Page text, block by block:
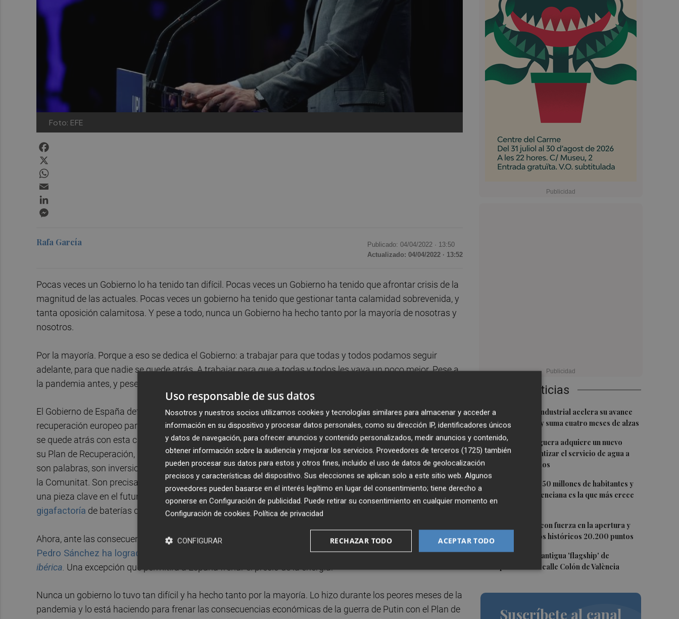
Foto: EFE
Últimas Noticias
1La producción industrial acelera su avance
en junio al 3,8% y suma cuatro meses de alzas
2La Font de la Figuera adquiere un nuevo
pozo para garantizar el servicio de agua a
los 1.551 abonados
3
España roza los 50 millones de habitantes y
la Comunitat Valenciana es la que más crece
en población
4 El Ibex 35 sube con fuerza en la apertura y
logra superar los históricos 20.200 puntos
5 Oysho ocupa la antigua 'flagship' de
Nespresso en la calle Colón de València
Suscríbete al canal
Rafa García Publicado: 04/04/2022 · 13:50
Actualizado: 04/04/2022 · 13:52
Pocas veces un Gobierno lo ha tenido tan difícil. Pocas veces un Gobierno ha tenido que afrontar crisis de la
magnitud de las actuales. Pocas veces un gobierno ha tenido que gestionar tanta calamidad sobrevenida, y
tanta oposición calamitosa. Y pese a todo, nunca un Gobierno ha hecho tanto por la mayoría de nosotras y
nosotros.
Por la mayoría. Porque a eso se dedica el Gobierno: a trabajar para que todas y todos podamos seguir
adelante, para que nadie se quede atrás. A trabajar para que a todas y todos les vaya un poco mejor. Pese a
la pandemia antes, y pese a la guerra de Putin ahora.
El Gobierno de España defendió poco después del inicio de la pandemiala creación de un fondo de
recuperación europeo para hacer frente a las consecuencias de la crisis sanitaria, para garantizar que nadie
se quede atrás con esta crisis. El fondo europeo se aprobó y España ha sido el primer país en ver aprobado
su Plan de Recuperación, que supondrá la reindustralización sostenible y digital de nuestra economía. No
son palabras, son inversiones que están cambiando ya nuestro modelo económico y generando empleo en
la Comunitat. Son precisamente esos fondos europeos los que han convertido a la Comunitat Valenciana en
una pieza clave en el futuro de la movilidad sostenible gracias a la elección de
Sagunt para instalar la
gigafactoría de baterías de Volkswagen. Una inversión que generará 3.000 empleos.
Ahora, ante las consecuencias económicas generadas por la guerra de Putin el Gobierno encabezado por
Pedro Sánchez ha logrado de nuevo un hito para España en plena crisis energética:la excepcionalidad
ibérica Una excepción que permitirá a España frenar el precio de la energía.
Nunca un gobierno lo tuvo tan difícil y ha hecho tanto por la mayoría. Lo hizo durante los peores meses de la
pandemia y lo está haciendo para frenar las consecuencias económicas de la guerra de Putin con el Plan de
Uso responsable de sus datos
Nosotros y nuestros socios utilizamos cookies y tecnologías similares para almacenar y acceder a
información en su dispositivo y procesar datos personales, como su dirección IP, identificadores únicos
y datos de navegación, para ofrecer anuncios y contenido personalizados, medir anuncios y contenido,
obtener información sobre la audiencia y mejorar los servicios. Proveedores de terceros (1725) también
pueden procesar sus datos para estos y otros fines, incluido el uso de datos de geolocalización
precisos y características del dispositivo. Sus elecciones se aplican solo a este sitio web. Algunos
proveedores pueden basarse en el interés legítimo en lugar del consentimiento; tiene derecho a
oponerse en Configuración de publicidad. Puede retirar su consentimiento en cualquier momento en
Configuración de cookies. Política de privacidad
ACEPTAR TODO
RECHAZAR TODO
CONFIGURAR